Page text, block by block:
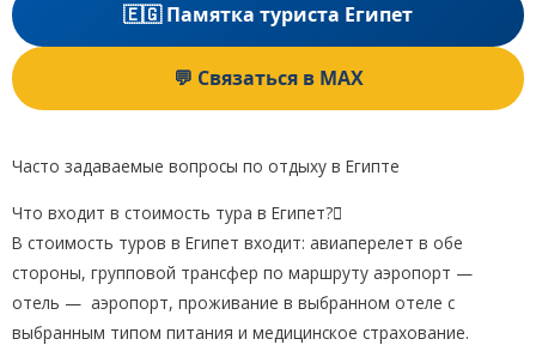
🇪🇬 Памятка туриста Египет
💬 Связаться в MAX
Часто задаваемые вопросы по отдыху в Египте
Что входит в стоимость тура в Египет?
В стоимость туров в Египет входит: авиаперелет в обе
стороны, групповой трансфер по маршруту аэропорт —
отель — аэропорт, проживание в выбранном отеле с
выбранным типом питания и медицинское страхование.